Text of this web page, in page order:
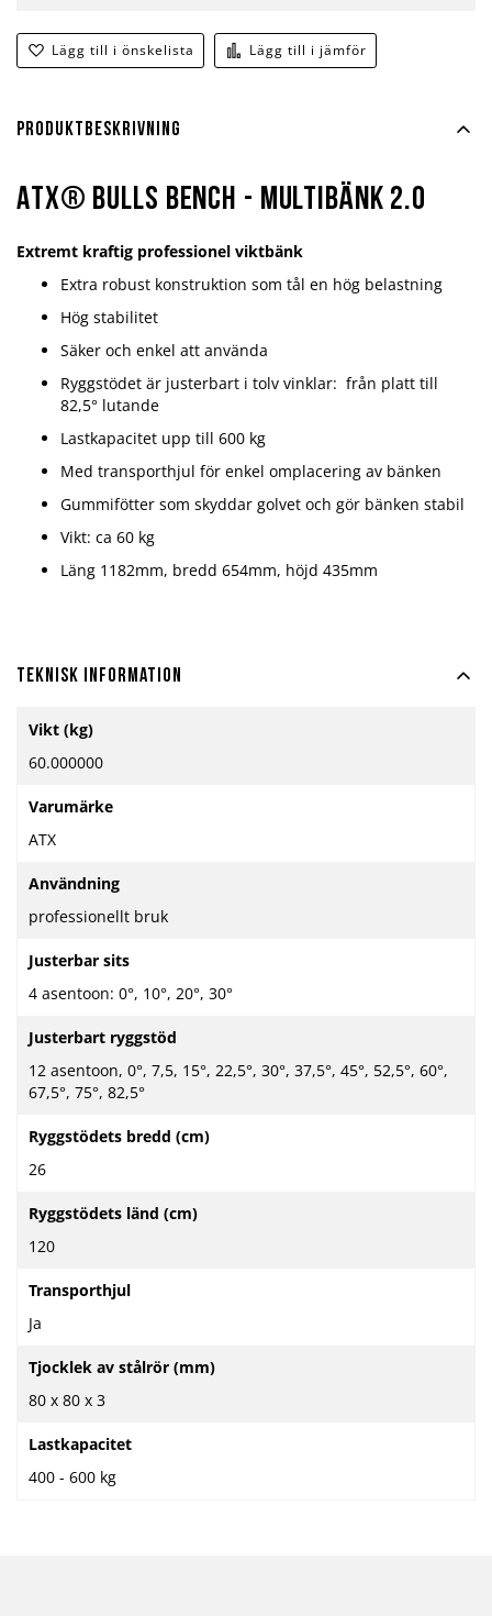
Lägg till i önskelista Lägg till i jämför
Produktbeskrivning
ATX® Bulls Bench - Multibänk 2.0
Extremt kraftig professionel viktbänk
Extra robust konstruktion som tål en hög belastning
Hög stabilitet
Säker och enkel att använda
Ryggstödet är justerbart i tolv vinklar: från platt till
82,5° lutande
Lastkapacitet upp till 600 kg
Med transporthjul för enkel omplacering av bänken
Gummifötter som skyddar golvet och gör bänken stabil
Vikt: ca 60 kg
Läng 1182mm, bredd 654mm, höjd 435mm
Teknisk information
information
Vikt (kg)
60.000000
Varumärke
ATX
Användning
professionellt bruk
Justerbar sits
4 asentoon: 0°, 10°, 20°, 30°
Justerbart ryggstöd
12 asentoon, 0°, 7,5, 15°, 22,5°, 30°, 37,5°, 45°, 52,5°, 60°,
67,5°, 75°, 82,5°
Ryggstödets bredd (cm)
26
Ryggstödets länd (cm)
120
Transporthjul
Ja
Tjocklek av stålrör (mm)
80 x 80 x 3
Lastkapacitet
400 - 600 kg